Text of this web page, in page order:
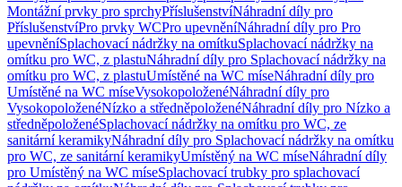
Montážní prvky pro sprchyPříslušenstvíNáhradní díly pro
PříslušenstvíPro prvky WCPro upevněníNáhradní díly pro Pro
upevněníSplachovací nádržky na omítkuSplachovací nádržky na
omítku pro WC, z plastuNáhradní díly pro Splachovací nádržky na
omítku pro WC, z plastuUmístěné na WC míseNáhradní díly pro
Umístěné na WC míseVysokopoloženéNáhradní díly pro
VysokopoloženéNízko a středněpoloženéNáhradní díly pro Nízko a
středněpoloženéSplachovací nádržky na omítku pro WC, ze
sanitární keramikyNáhradní díly pro Splachovací nádržky na omítku
pro WC, ze sanitární keramikyUmístěný na WC míseNáhradní díly
pro Umístěný na WC míseSplachovací trubky pro splachovací